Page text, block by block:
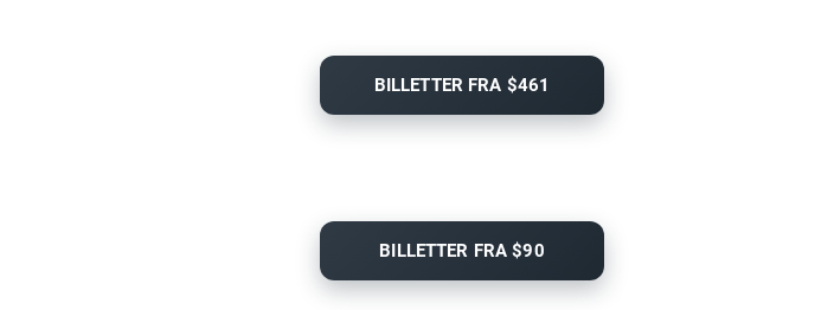
BILLETTER FRA $461
BILLETTER FRA $90